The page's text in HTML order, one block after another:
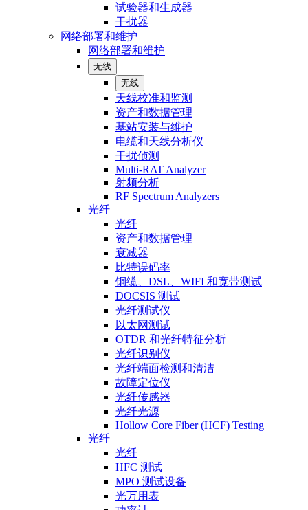
试验器和生成器
干扰器
网络部署和维护
网络部署和维护
无线
无线
天线校准和监测
资产和数据管理
基站安装与维护
电缆和天线分析仪
干扰侦测
Multi-RAT Analyzer
射频分析
RF Spectrum Analyzers
光纤
光纤
资产和数据管理
衰减器
比特误码率
铜缆、DSL、WIFI 和宽带测试
DOCSIS 测试
光纤测试仪
以太网测试
OTDR 和光纤特征分析
光纤识别仪
光纤端面检测和清洁
故障定位仪
光纤传感器
光纤光源
Hollow Core Fiber (HCF) Testing
光纤
光纤
HFC 测试
MPO 测试设备
光万用表